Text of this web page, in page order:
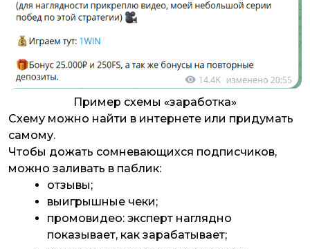
Пример схемы «заработка»
Схему можно найти в интернете или придумать
самому.
Чтобы дожать сомневающихся подписчиков,
можно заливать в паблик:
отзывы;
выигрышные чеки;
промовидео: эксперт наглядно
показывает, как зарабатывает;